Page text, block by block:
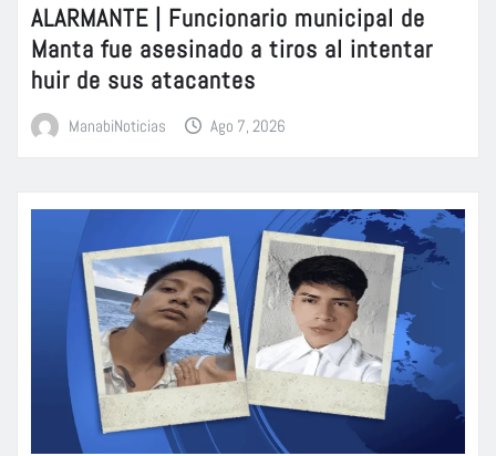
ALARMANTE | Funcionario municipal de
Manta fue asesinado a tiros al intentar
huir de sus atacantes
ManabiNoticias Ago 7, 2026